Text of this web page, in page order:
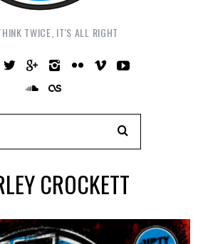
TWICE, IT'S ALL RIGHT
CROCKETT